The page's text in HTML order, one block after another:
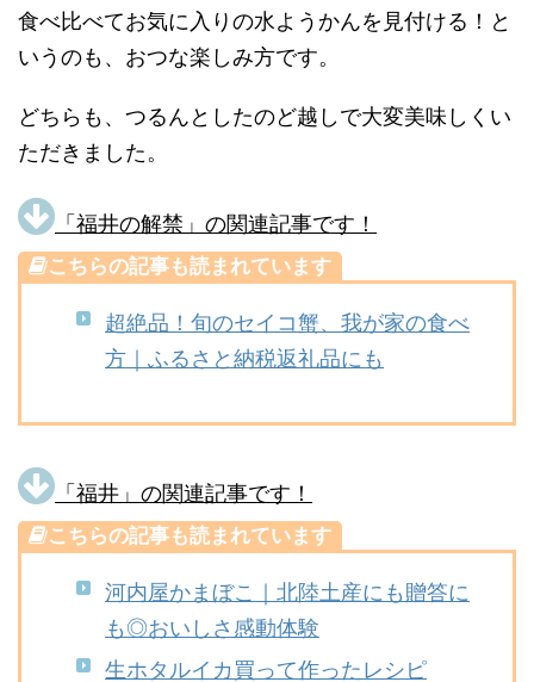
食べ比べてお気に入りの水ようかんを見付ける！と
いうのも、おつな楽しみ方です。
どちらも、つるんとしたのど越しで大変美味しくい
ただきました。
「福井の解禁」の関連記事です！
こちらの記事も読まれています
超絶品！旬のセイコ蟹、我が家の食べ
方｜ふるさと納税返礼品にも
「福井」の関連記事です！
こちらの記事も読まれています
河内屋かまぼこ｜北陸土産にも贈答に
も◎おいしさ感動体験
生ホタルイカ買って作ったレシピ